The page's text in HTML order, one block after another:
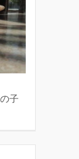
子